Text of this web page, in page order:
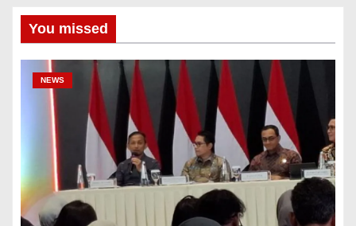
You missed
NEWS